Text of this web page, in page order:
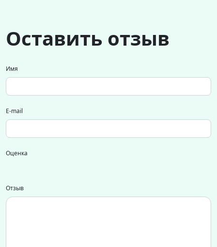
Оставить отзыв
Имя
E-mail
Оценка
Отзыв